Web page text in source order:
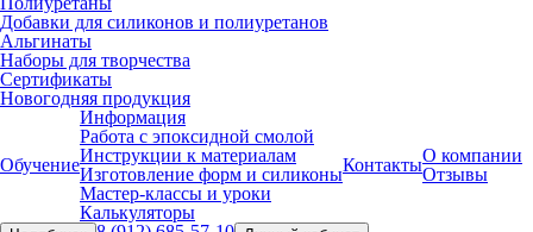
Добавки для силиконов и полиуретанов
Альгинаты
Наборы для творчества
Сертификаты
Новогодняя продукция
Обучение
Информация
Работа с эпоксидной смолой
Инструкции к материалам
Изготовление форм и силиконы
Мастер-классы и уроки
Калькуляторы
КонтактыО компании
Отзывы